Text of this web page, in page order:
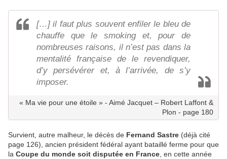
[…] il faut plus souvent enfiler le bleu de
chauffe que le smoking et, pour de
nombreuses raisons, il n’est pas dans la
mentalité française de le revendiquer,
d’y persévérer et, à l’arrivée, de s’y
imposer.
« Ma vie pour une étoile » - Aimé Jacquet – Robert Laffont &
Plon - page 180
Survient, autre malheur, le décès de Fernand Sastre (déjà cité
page 126), ancien président fédéral ayant bataillé ferme pour que
la Coupe du monde soit disputée en France , en cette année